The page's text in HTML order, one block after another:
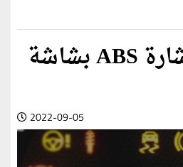
لماذا تضيئ شارة ABS بشاشة
2022-09-05